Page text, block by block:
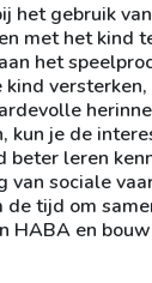
het gebruik
met het kind
het
versterken,
kun je de
beter leren
van sociale
tijd om
HABA en